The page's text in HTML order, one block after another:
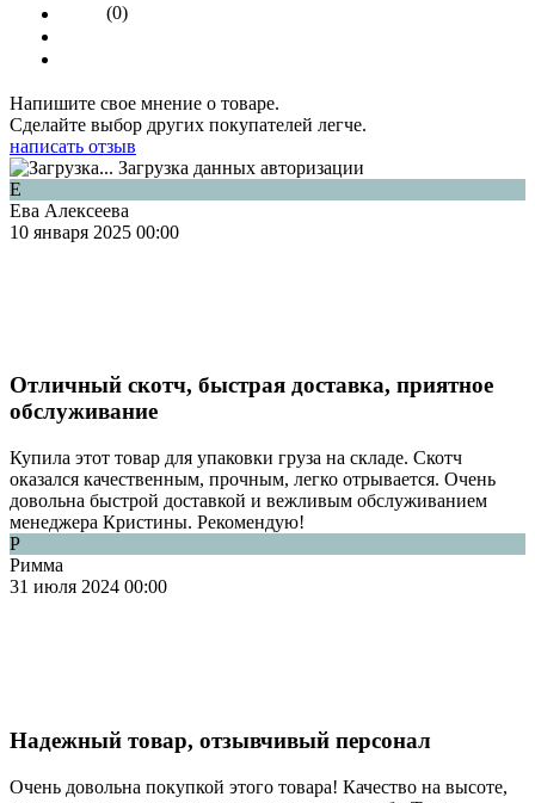
(0)
Напишите свое мнение о товаре.
Сделайте выбор других покупателей легче.
написать отзыв
Загрузка данных авторизации
Е
Ева Алексеева
10 января 2025 00:00
Отличный скотч, быстрая доставка, приятное
обслуживание
Купила этот товар для упаковки груза на складе. Скотч
оказался качественным, прочным, легко отрывается. Очень
довольна быстрой доставкой и вежливым обслуживанием
менеджера Кристины. Рекомендую!
Р
Римма
31 июля 2024 00:00
Надежный товар, отзывчивый персонал
Очень довольна покупкой этого товара! Качество на высоте,